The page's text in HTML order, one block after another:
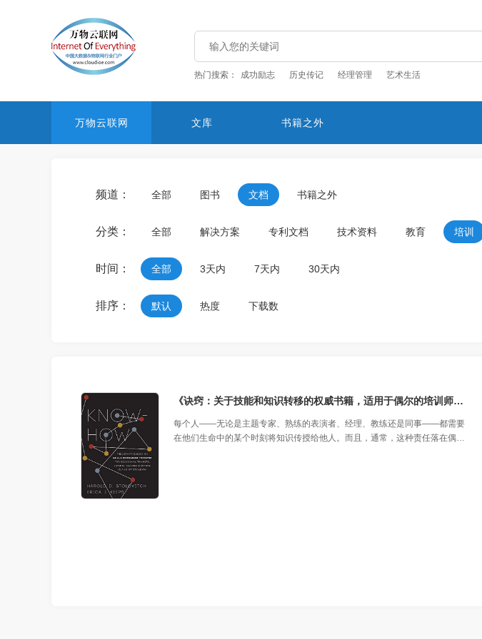
热门搜索： 成功励志 历史传记 经理管理 艺术生活
万物云联网 文库 书籍之外
频道： 全部 图书 文档 书籍之外
分类： 全部 解决方案 专利文档 技术资料 教育 培训
时间： 全部 3天内 7天内 30天内
排序： 默认 热度 下载数
《诀窍：关于技能和知识转移的权威书籍，适用于偶尔的培训师、专家、教练和任何帮助他人学习的人》
每个人——无论是主题专家、熟练的表演者、经理、教练还是同事——都需要
在他们生命中的某个时刻将知识传授给他人。而且，通常，这种责任落在偶尔